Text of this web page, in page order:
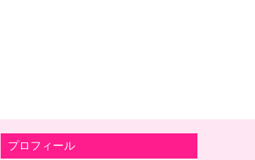
プロフィール